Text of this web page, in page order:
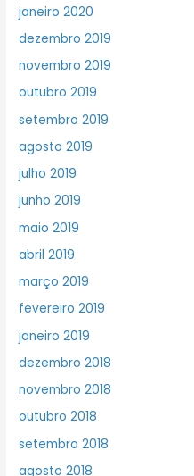
janeiro 2020
dezembro 2019
novembro 2019
outubro 2019
setembro 2019
agosto 2019
julho 2019
junho 2019
maio 2019
abril 2019
março 2019
fevereiro 2019
janeiro 2019
dezembro 2018
novembro 2018
outubro 2018
setembro 2018
agosto 2018